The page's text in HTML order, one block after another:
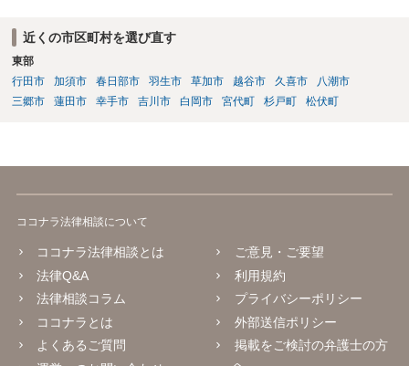
近くの市区町村を選び直す
東部
行田市
加須市 春日部市 羽生市 草加市 越谷市 久喜市
八潮市
三郷市
蓮田市 幸手市 吉川市 白岡市 宮代町 杉戸町 松伏町
ココナラ法律相談について
ココナラ法律相談とは
法律Q&A
法律相談コラム
ココナラとは
よくあるご質問
ご意見・ご要望
利用規約
プライバシーポリシー
外部送信ポリシー
掲載をご検討の弁護士の方